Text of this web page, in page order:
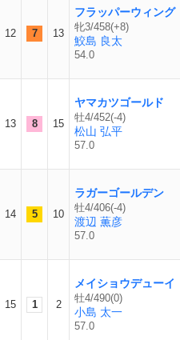
12 7 13
フラッパーウィング
牝3/458(+8)
鮫島 良太
54.0
13 8 15
ヤマカツゴールド
牡4/452(-4)
松山 弘平
57.0
14 5 10
ラガーゴールデン
牡4/406(-4)
渡辺 薫彦
57.0
15 1 2
メイショウデューイ
牡4/490(0)
小島 太一
57.0